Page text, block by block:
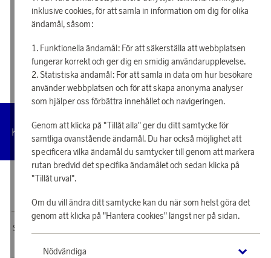
«
inklusive cookies, för att samla in information om dig för olika
ändamål, såsom:
Funktionella ändamål: För att säkerställa att webbplatsen
fungerar korrekt och ger dig en smidig användarupplevelse.
Statistiska ändamål: För att samla in data om hur besökare
använder webbplatsen och för att skapa anonyma analyser
som hjälper oss förbättra innehållet och navigeringen.
Genom att klicka på "Tillåt alla" ger du ditt samtycke för
samtliga ovanstående ändamål. Du har också möjlighet att
specificera vilka ändamål du samtycker till genom att markera
rutan bredvid det specifika ändamålet och sedan klicka på
"Tillåt urval".
Om du vill ändra ditt samtycke kan du när som helst göra det
genom att klicka på "Hantera cookies" längst ner på sidan.
Nödvändiga
Kundservice Villkor Integritetspolicy
Hantera
cookies
© 2026 Scandinavian Airlines System-Denmark-Norway-Sweden, org.nr
SAS EuroBonus webbshop drivs av Awardit CLS AB. Copyright © 2026 Awardit